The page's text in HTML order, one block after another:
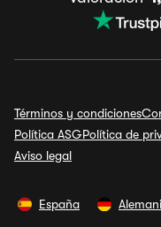
Términos y condiciones
Política ASGPolítica de
Aviso legal
España